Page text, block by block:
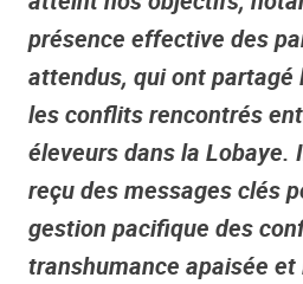
présence effective des
attendus, qui ont
les conflits rencontrés
éleveurs dans la Lobaye.
reçu des messages clés
gestion pacifique des
transhumance apaisée et